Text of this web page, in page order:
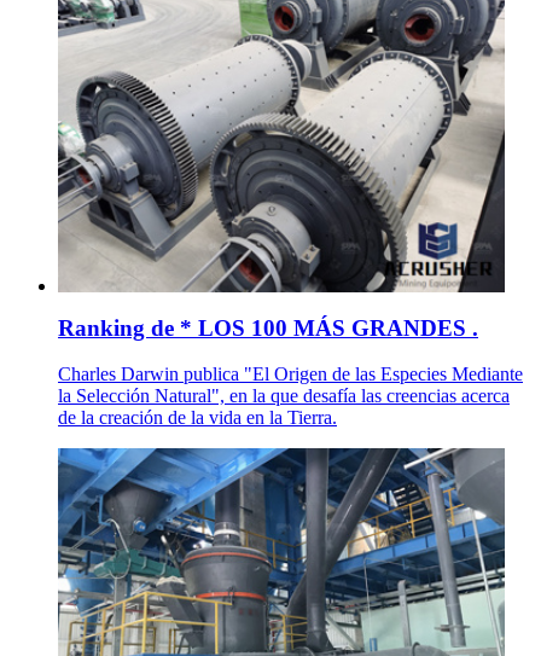
Ranking de * LOS 100 MÁS GRANDES .
Charles Darwin publica "El Origen de las Especies Mediante
la Selección Natural", en la que desafía las creencias acerca
de la creación de la vida en la Tierra.